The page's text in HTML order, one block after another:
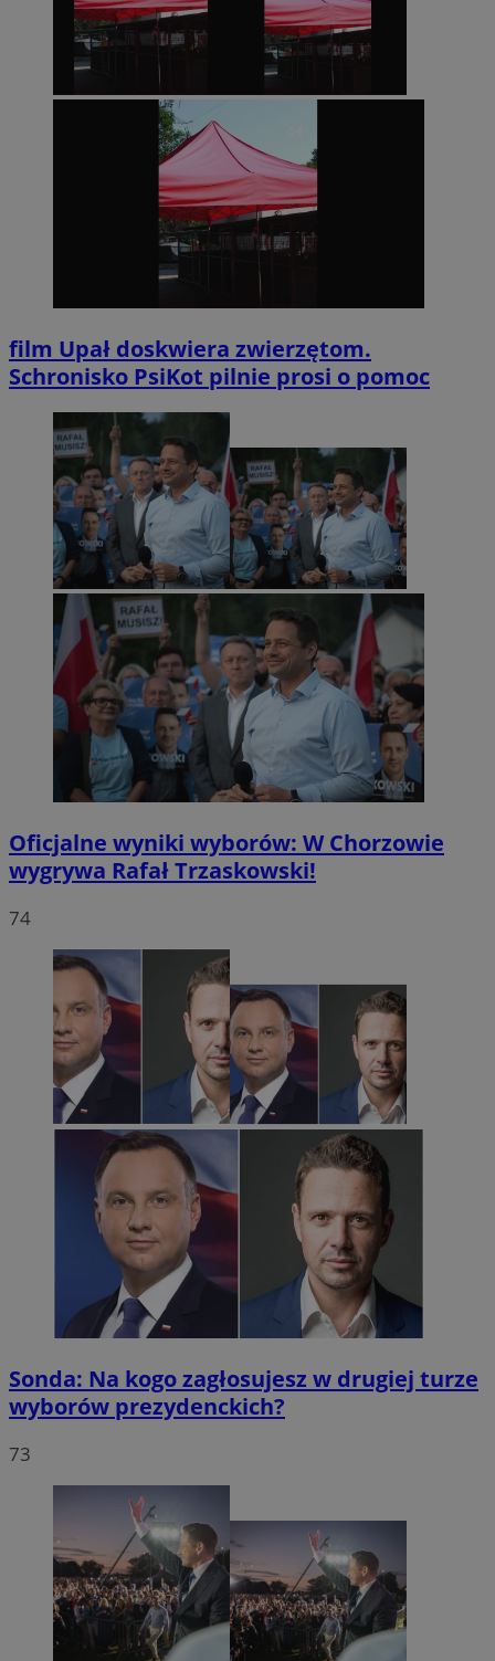
film Upał doskwiera zwierzętom.
Schronisko PsiKot pilnie prosi o pomoc
Oficjalne wyniki wyborów: W Chorzowie
wygrywa Rafał Trzaskowski!
74
Sonda: Na kogo zagłosujesz w drugiej turze
wyborów prezydenckich?
73